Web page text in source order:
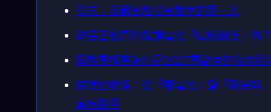
引言：我觀察教授實驗室的那一天
矽基正極真的能讓電池「續航翻倍」嗎
固態電解質為何是2027電動車的救命稻
閉環回收鏈：從「廢電池」變「新原料
真實路徑